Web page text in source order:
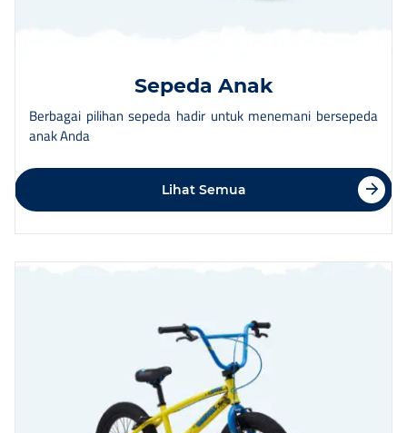
Sepeda Anak
Berbagai pilihan sepeda hadir untuk menemani bersepeda
anak Anda
Lihat Semua